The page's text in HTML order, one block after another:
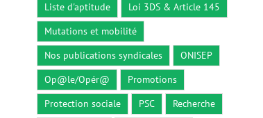
Liste d'aptitude
Loi 3DS & Article 145
Mutations et mobilité
Nos publications syndicales
ONISEP
Op@le/Opér@
Promotions
Protection sociale
PSC
Recherche